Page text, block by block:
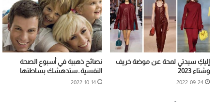
إليكِ سيدتي لمحة عن موضة خريف
وشتاء 2023
2022-09-24
نصائح ذهبية في أسبوع الصحة
النفسية..ستدهشك بساطتها
2022-10-14